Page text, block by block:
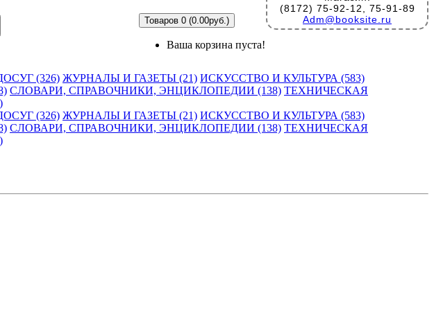
(8172) 75-92-12, 75-91-89
Adm@booksite.ru
Товаров 0 (0.00руб.)
Ваша корзина пуста!
(326) ЖУРНАЛЫ И ГАЗЕТЫ (21) ИСКУССТВО И КУЛЬТУРА (583)
СЛОВАРИ, СПРАВОЧНИКИ, ЭНЦИКЛОПЕДИИ (138) ТЕХНИЧЕСКАЯ
(326) ЖУРНАЛЫ И ГАЗЕТЫ (21) ИСКУССТВО И КУЛЬТУРА (583)
СЛОВАРИ, СПРАВОЧНИКИ, ЭНЦИКЛОПЕДИИ (138) ТЕХНИЧЕСКАЯ